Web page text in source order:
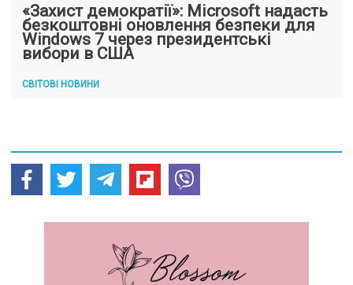
«Захист демократії»: Microsoft надасть
безкоштовні оновлення безпеки для
Windows 7 через президентські
вибори в США
СВІТОВІ НОВИНИ